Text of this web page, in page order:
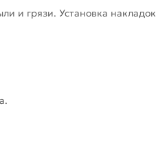
и грязи. Установка накладок